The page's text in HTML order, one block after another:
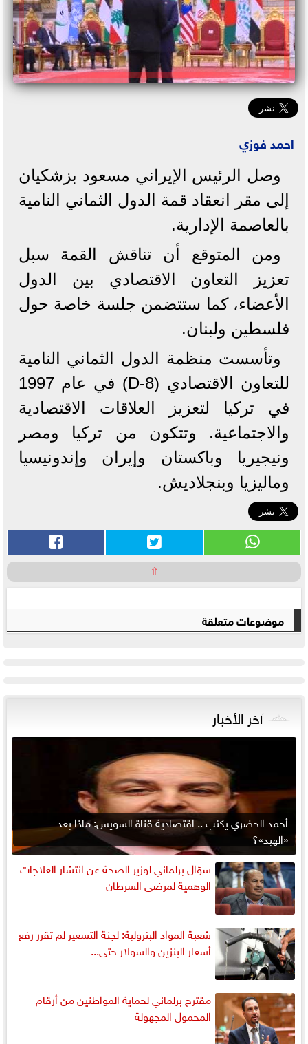
احمد فوزي
وصل الرئيس الإيراني مسعود بزشكيان
إلى مقر انعقاد قمة الدول الثماني النامية
بالعاصمة الإدارية.
ومن المتوقع أن تناقش القمة سبل
تعزيز التعاون الاقتصادي بين الدول
الأعضاء، كما ستتضمن جلسة خاصة حول
فلسطين ولبنان.
وتأسست منظمة الدول الثماني النامية
للتعاون الاقتصادي (D-8) في عام 1997
في تركيا لتعزيز العلاقات الاقتصادية
والاجتماعية. وتتكون من تركيا ومصر
ونيجيريا وباكستان وإيران وإندونيسيا
وماليزيا وبنجلاديش.
⇧
موضوعات متعلقة
آخر الأخبار
أحمد الحضري يكتب .. اقتصادية قناة السويس: ماذا بعد
«الهبد»؟
سؤال برلماني لوزير الصحة عن انتشار العلاجات
الوهمية لمرضى السرطان
شعبة المواد البترولية: لجنة التسعير لم تقرر رفع
أسعار البنزين والسولار حتى...
مقترح برلماني لحماية المواطنين من أرقام
المحمول المجهولة